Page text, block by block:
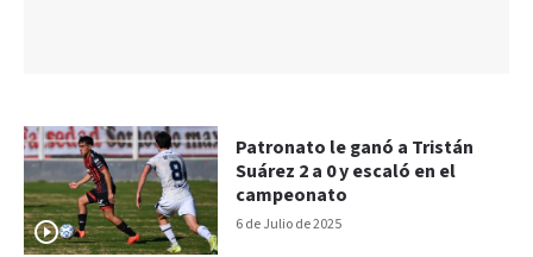
6 de Julio de 2025
Patronato le ganó a Tristán
Suárez 2 a 0 y escaló en el
campeonato